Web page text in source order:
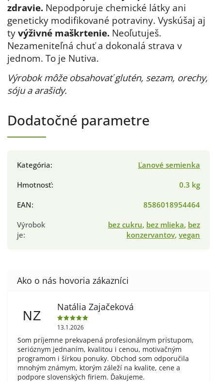
zdravie. Nepodporuje chemické látky ani
geneticky modifikované potraviny. Vyskúšaj aj
ty výživné maškrtenie. Neoľutuješ.
Nezameniteľná chuť a dokonalá strava v
jednom. To je Nutiva.
Výrobok môže obsahovať glutén, sezam, orechy,
sóju a arašidy.
Dodatočné parametre
Kategória:
Ľanové semienka
Hmotnosť:
0.3 kg
EAN:
8586018954464
Výrobok
je:
bez cukru, bez mlieka, bez
konzervantov, vegan
NZ
Natália Zajačeková
13.1.2026
Som príjemne prekvapená profesionálnym prístupom,
serióznym jednaním, kvalitou i cenou, motivačným
programom i šírkou ponuky. Obchod som odporučila
mnohým známym, ktorým záleží na kvalite, cene a
podpore slovenských firiem. Ďakujeme.